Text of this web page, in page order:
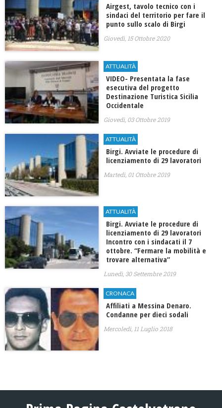
Airgest, tavolo tecnico con i
sindaci del territorio per fare il
punto sullo scalo di Birgi
Giovedì, 15 Ottobre 2020
ATTUALITÀ
VIDEO- Presentata la fase
esecutiva del progetto
Destinazione Turistica Sicilia
Occidentale
Giovedì, 03 Ottobre 2019
ATTUALITÀ
Birgi. Avviate le procedure di
licenziamento di 29 lavoratori
Martedì, 01 Ottobre 2019
ATTUALITÀ
Birgi. Avviate le procedure di
licenziamento di 29 lavoratori
Incontro con i sindacati il 7
ottobre. “Fermare la mobilità e
trovare alternativa”
Lunedì, 30 Settembre 2019
CRONACA
Affiliati a Messina Denaro.
Condanne per dieci sodali
Mercoledì, 11 Luglio 2018